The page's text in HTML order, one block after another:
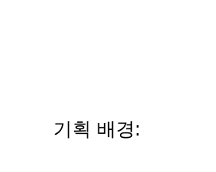
기획 배경: